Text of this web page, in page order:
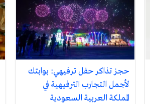
حجز تذاكر حفل ترفيهي: بوابتك
لأجمل التجارب الترفيهية في
المملكة العربية السعودية